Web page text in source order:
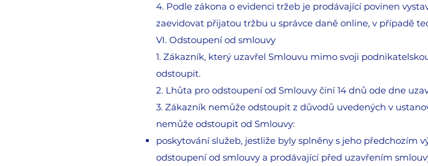
4. Podle zákona o evidenci tržeb je prodávající povinen
zaevidovat přijatou tržbu u správce daně online, v případě
VI. Odstoupení od smlouvy
1. Zákazník, který uzavřel Smlouvu mimo svoji
odstoupit.
2. Lhůta pro odstoupení od Smlouvy činí 14 dnů ode dne
3. Zákazník nemůže odstoupit z důvodů uvedených v
nemůže odstoupit od Smlouvy:
poskytování služeb, jestliže byly splněny s jeho
odstoupení od smlouvy a prodávající před uzavřením